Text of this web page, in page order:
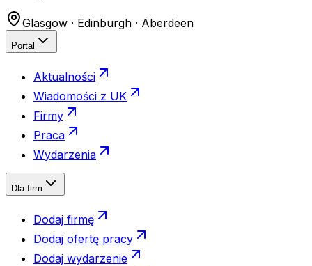
Glasgow · Edinburgh · Aberdeen
Portal
Aktualności
Wiadomości z UK
Firmy
Praca
Wydarzenia
Dla firm
Dodaj firmę
Dodaj ofertę pracy
Dodaj wydarzenie